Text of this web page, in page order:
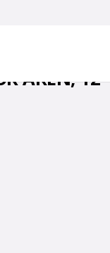
AREN, 12